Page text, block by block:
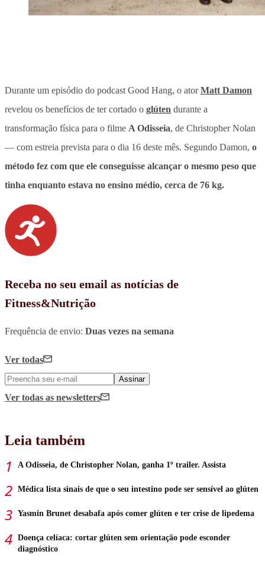
Durante um episódio do podcast Good Hang, o atorMatt Damon
revelou os benefícios de ter cortado o glúten durante a
transformação física para o filme A Odisseia, de Christopher Nolan
— com estreia prevista para o dia 16 deste mês. Segundo Damon, o
método fez com que ele conseguisse alcançar o mesmo peso que
tinha enquanto estava no ensino médio, cerca de 76 kg.
Receba no seu email as notícias de
Fitness&Nutrição
Frequência de envio: Duas vezes na semana
Ver todas
Assinar
Ver todas as newsletters
Leia também
A Odisseia, de Christopher Nolan, ganha 1º trailer. Assista
Médica lista sinais de que o seu intestino pode ser sensível ao glúten
Yasmin Brunet desabafa após comer glúten e ter crise de lipedema
Doença celíaca: cortar glúten sem orientação pode esconder
diagnóstico